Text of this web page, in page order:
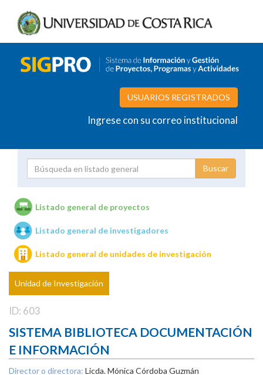
USUARIOS REGISTRADOS
Ingrese con su correo institucional
Unidades de investigación
Listado general de proyectos
Listado general de investigadores
Listado general de unidades de investigación
Unidad de Investigación
ID: 603
SISTEMA BIBLIOTECA DOCUMENTACIÓN
E INFORMACIÓN
Director o directora: Licda. Mónica Córdoba Guzmán